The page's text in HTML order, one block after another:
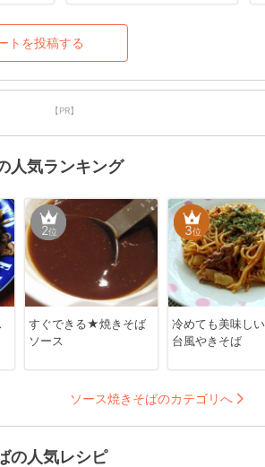
トを投稿する
【PR】
人気ランキング
2位
すぐできる★焼きそば
ソース
3位
冷めても美味し
台風やきそば
ソース焼きそばのカテゴリへ
の人気レシピ